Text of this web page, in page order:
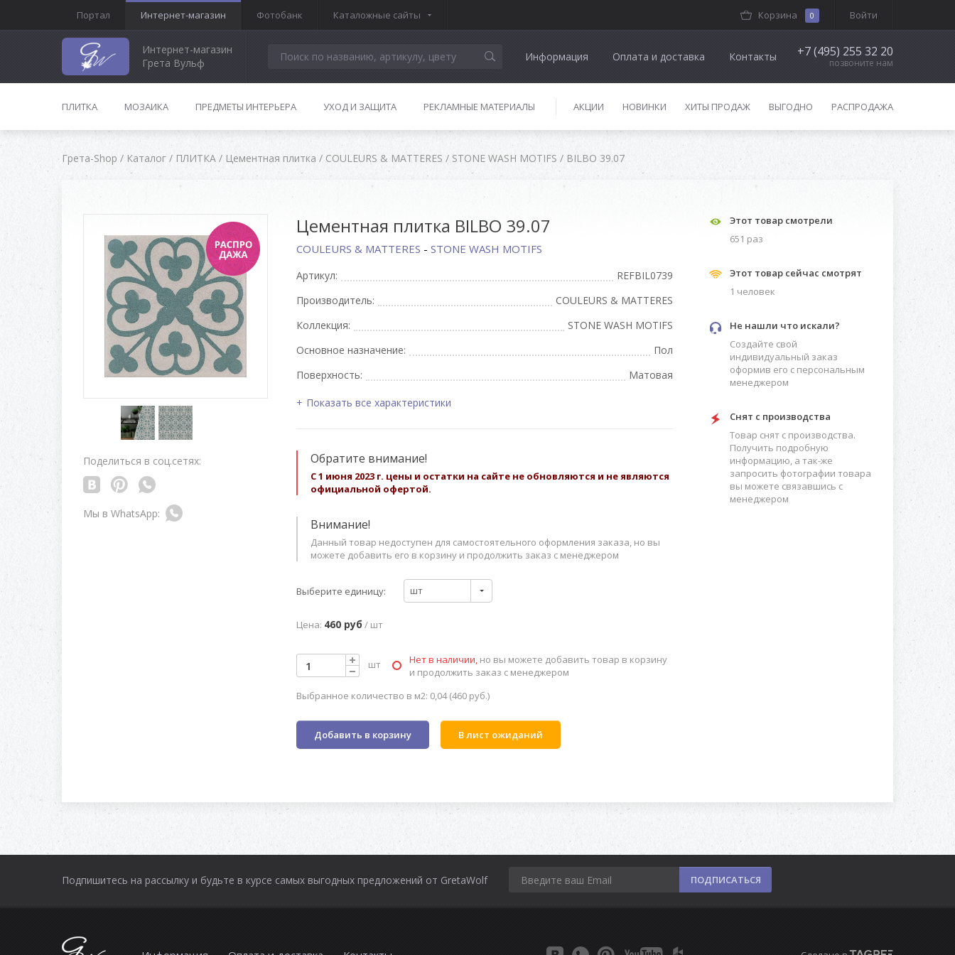
Портал Интернет-магазин Фотобанк Каталожные сайты Войти
Корзина 0
Интернет-магазин
Грета Вульф
Информация Оплата и доставка Контакты +7 (495) 255 32 20
позвоните нам
ПЛИТКА МОЗАИКА ПРЕДМЕТЫ ИНТЕРЬЕРА УХОД И ЗАЩИТА РЕКЛАМНЫЕ МАТЕРИАЛЫ АКЦИИ НОВИНКИ ХИТЫ ПРОДАЖ ВЫГОДНО РАСПРОДАЖА
Грета-Shop / Каталог / ПЛИТКА / Цементная плитка / COULEURS & MATTERES / STONE WASH MOTIFS / BILBO 39.07
Поделиться в соц.сетях:
Цементная плитка BILBO 39.07
COULEURS & MATTERES - STONE WASH MOTIFS
Артикул:
REFBIL0739
Производитель:
COULEURS & MATTERES
Коллекция:
STONE WASH MOTIFS
Основное назначение:
Пол
Поверхность:
Матовая
Показать все характеристики
Обратите внимание!
С 1 июня 2023 г. цены и остатки на сайте не обновляются и не являются
официальной офертой.
Внимание!
Данный товар недоступен для самостоятельного оформления заказа, но вы
можете добавить его в корзину и продолжить заказ с менеджером
Выберите единицу: шт
Цена: 460 руб / шт
шт Нет в наличии, но вы можете добавить товар в корзину
и продолжить заказ с менеджером
Выбранное количество в м2: 0,04 (460 руб.)
Добавить в корзину В лист ожиданий
Этот товар смотрели
651 раз
Этот товар сейчас смотрят
1 человек
Не нашли что искали?
Создайте свой
индивидуальный заказ
оформив его с персональным
менеджером
Снят с производства
Товар снят с производства.
Получить подробную
информацию, а так-же
запросить фотографии товара
вы можете связавшись с
менеджером
Подпишитесь на рассылку и будьте в курсе самых выгодных предложений от GretaWolf ПОДПИСАТЬСЯ